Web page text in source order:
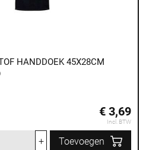
HANDDOEK 45X28CM
€ 3,69
Incl. BTW
+ Toevoegen